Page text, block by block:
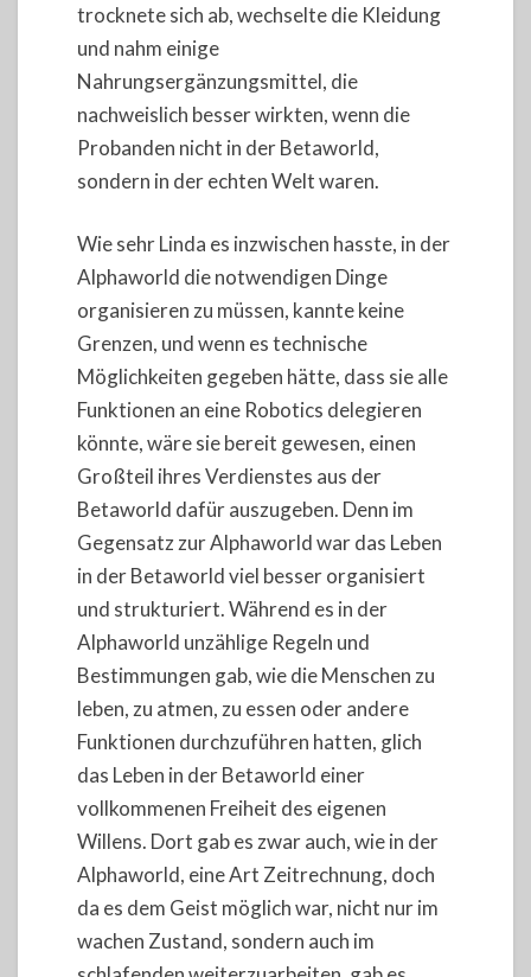
trocknete sich ab, wechselte die Kleidung
und nahm einige
Nahrungsergänzungsmittel, die
nachweislich besser wirkten, wenn die
Probanden nicht in der Betaworld,
sondern in der echten Welt waren.
Wie sehr Linda es inzwischen hasste, in der
Alphaworld die notwendigen Dinge
organisieren zu müssen, kannte keine
Grenzen, und wenn es technische
Möglichkeiten gegeben hätte, dass sie alle
Funktionen an eine Robotics delegieren
könnte, wäre sie bereit gewesen, einen
Großteil ihres Verdienstes aus der
Betaworld dafür auszugeben. Denn im
Gegensatz zur Alphaworld war das Leben
in der Betaworld viel besser organisiert
und strukturiert. Während es in der
Alphaworld unzählige Regeln und
Bestimmungen gab, wie die Menschen zu
leben, zu atmen, zu essen oder andere
Funktionen durchzuführen hatten, glich
das Leben in der Betaworld einer
vollkommenen Freiheit des eigenen
Willens. Dort gab es zwar auch, wie in der
Alphaworld, eine Art Zeitrechnung, doch
da es dem Geist möglich war, nicht nur im
wachen Zustand, sondern auch im